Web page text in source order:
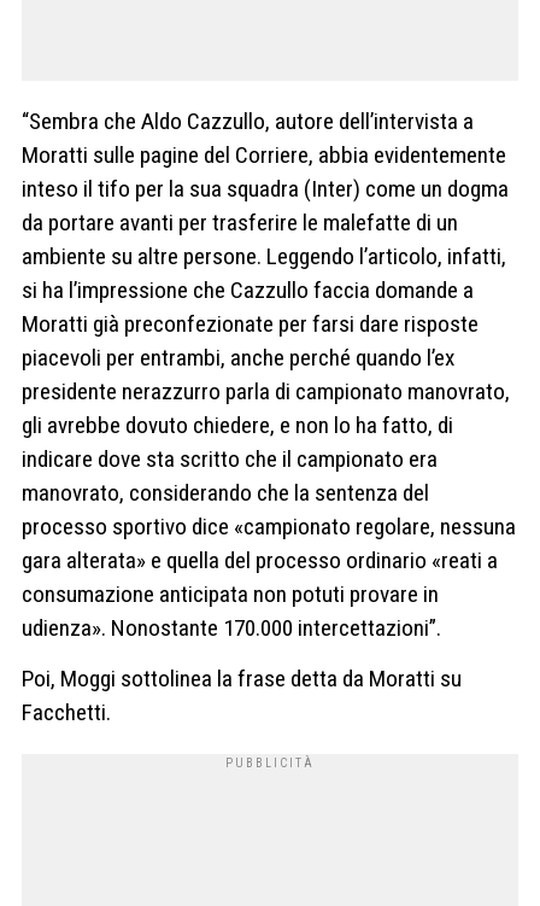
“Sembra che Aldo Cazzullo, autore dell’intervista a
Moratti sulle pagine del Corriere, abbia evidentemente
inteso il tifo per la sua squadra (Inter) come un dogma
da portare avanti per trasferire le malefatte di un
ambiente su altre persone. Leggendo l’articolo, infatti,
si ha l’impressione che Cazzullo faccia domande a
Moratti già preconfezionate per farsi dare risposte
piacevoli per entrambi, anche perché quando l’ex
presidente nerazzurro parla di campionato manovrato,
gli avrebbe dovuto chiedere, e non lo ha fatto, di
indicare dove sta scritto che il campionato era
manovrato, considerando che la sentenza del
processo sportivo dice «campionato regolare, nessuna
gara alterata» e quella del processo ordinario «reati a
consumazione anticipata non potuti provare in
udienza». Nonostante 170.000 intercettazioni”.
Poi, Moggi sottolinea la frase detta da Moratti su
Facchetti.